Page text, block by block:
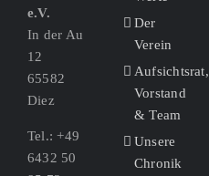
e.V.
In der Au
12
65582
Diez
Tel.: +49
6432 50
Der
Verein
Aufsichtsrat,
Vorstand
& Team
Unsere
Chronik